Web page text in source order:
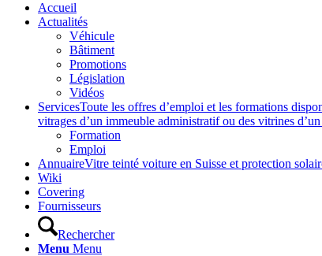
Accueil
Actualités
Véhicule
Bâtiment
Promotions
Législation
Vidéos
ServicesToute les offres d’emploi et les formations
vitrages d’un immeuble administratif ou des vitrines
Formation
Emploi
AnnuaireVitre teinté voiture en Suisse et protection
Wiki
Covering
Fournisseurs
Rechercher
Menu Menu